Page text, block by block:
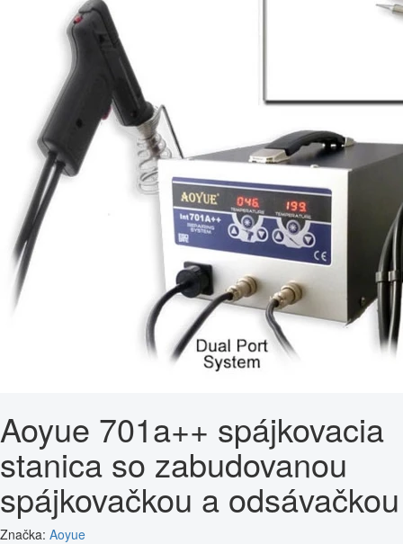
Aoyue 701a++ spájkovacia
stanica so zabudovanou
spájkovačkou a odsávačkou
Značka: Aoyue